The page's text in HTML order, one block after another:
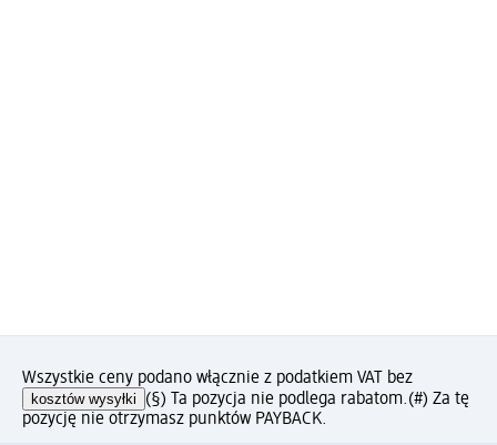
Wszystkie ceny podano włącznie z podatkiem VAT bez
kosztów wysyłki (§) Ta pozycja nie podlega rabatom.(#) Za tę
pozycję nie otrzymasz punktów PAYBACK.